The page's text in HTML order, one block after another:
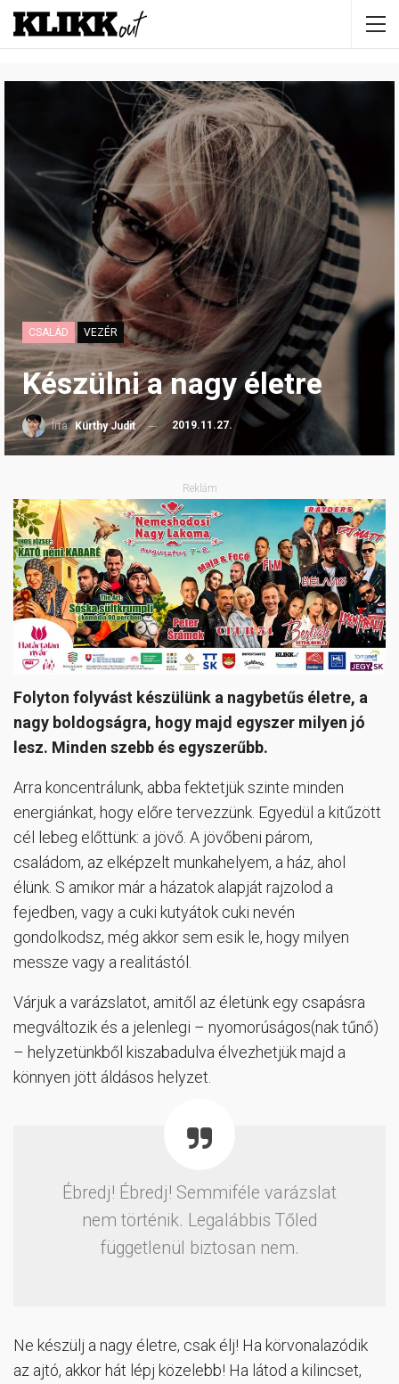
CSALÁD VEZÉR
Készülni a nagy életre
Írta: Kürthy Judit 2019.11.27.
Reklám
Folyton folyvást készülünk a nagybetűs életre, a
nagy boldogságra, hogy majd egyszer milyen jó
lesz. Minden szebb és egyszerűbb.
Arra koncentrálunk, abba fektetjük szinte minden
energiánkat, hogy előre tervezzünk. Egyedül a kitűzött
cél lebeg előttünk: a jövő. A jövőbeni párom,
családom, az elképzelt munkahelyem, a ház, ahol
élünk. S amikor már a házatok alapját rajzolod a
fejedben, vagy a cuki kutyátok cuki nevén
gondolkodsz, még akkor sem esik le, hogy milyen
messze vagy a realitástól.
Várjuk a varázslatot, amitől az életünk egy csapásra
megváltozik és a jelenlegi – nyomorúságos(nak tűnő)
– helyzetünkből kiszabadulva élvezhetjük majd a
könnyen jött áldásos helyzet.
Ébredj! Ébredj! Semmiféle varázslat
nem történik. Legalábbis Tőled
függetlenül biztosan nem.
Ne készülj a nagy életre, csak élj! Ha körvonalazódik
az ajtó, akkor hát lépj közelebb! Ha látod a kilincset,